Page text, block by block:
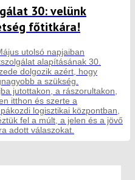
30: velünk
főtitkára!
utolsó napjaiban
alapításának 30.
dolgozik azért, hogy
a szükség.
jutottakon, a rászorultakon,
itthon és szerte a
logisztikai központban,
fel a múlt, a jelen és a jövő
adott válaszokat.